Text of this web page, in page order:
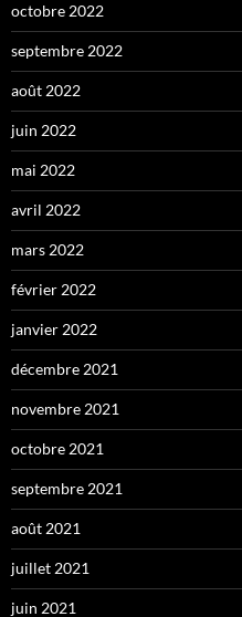
octobre 2022
septembre 2022
août 2022
juin 2022
mai 2022
avril 2022
mars 2022
février 2022
janvier 2022
décembre 2021
novembre 2021
octobre 2021
septembre 2021
août 2021
juillet 2021
juin 2021